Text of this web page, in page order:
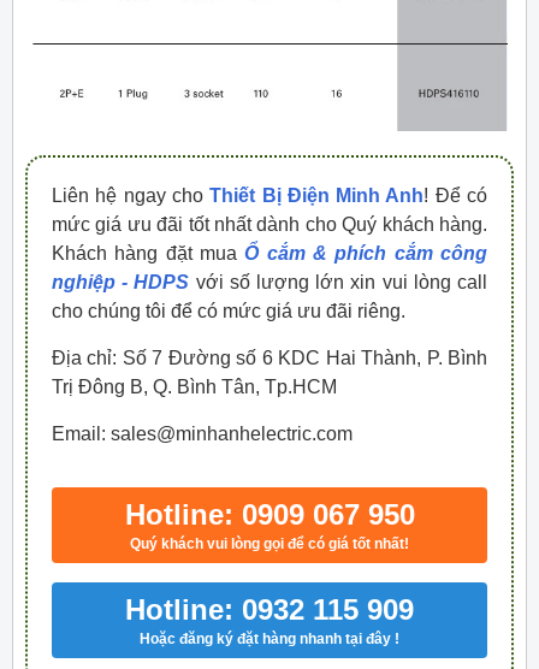
Liên hệ ngay choThiết Bị Điện Minh Anh! Để có
mức giá ưu đãi tốt nhất dành cho Quý khách hàng.
Khách hàng đặt muaỔ cắm & phích cắm công
nghiệp - HDPS với số lượng lớn xin vui lòng call
cho chúng tôi để có mức giá ưu đãi riêng.
Địa chỉ: Số 7 Đường số 6 KDC Hai Thành, P. Bình
Trị Đông B, Q. Bình Tân, Tp.HCM
Email: sales@minhanhelectric.com
Hotline: 0909 067 950
Quý khách vui lòng gọi để có giá tốt nhất!
Hotline: 0932 115 909
Hoặc đăng ký đặt hàng nhanh tại đây !